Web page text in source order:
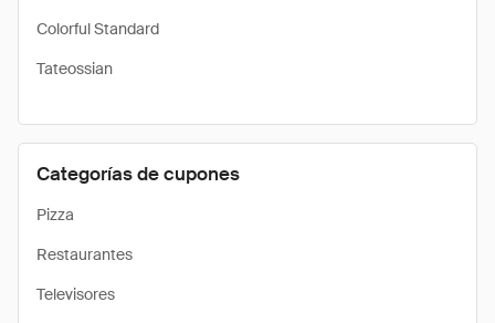
Colorful Standard
Tateossian
Categorías de cupones
Pizza
Restaurantes
Televisores